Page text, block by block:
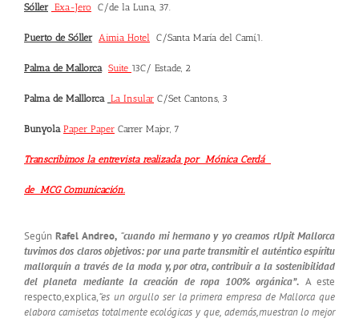
Sóller Exa-Jero C/de la Luna, 37.
Puerto de Sóller Aimia Hotel C/Santa María del Camí,1.
Palma de Mallorca Suite 13C/ Estade, 2
Palma de Malllorca La Insular C/Set Cantons, 3
Bunyola Paper Paper Carrer Major, 7
Transcribimos la entrevista realizada por Mónica Cerdá
de MCG Comunicación.
Según Rafel Andreo, “cuando mi hermano y yo creamos rUpit Mallorca
tuvimos dos clarosobjetivos: por una parte transmitir el auténtico espíritu
mallorquín a través de la moda y, por otra, contribuir a la sostenibilidad
del planeta mediante la creación de ropa 100% orgánica”. A este
respecto,explica,“es un orgullo ser la primera empresa de Mallorca que
elabora camisetas totalmente ecológicas y que, además,muestran lo mejor